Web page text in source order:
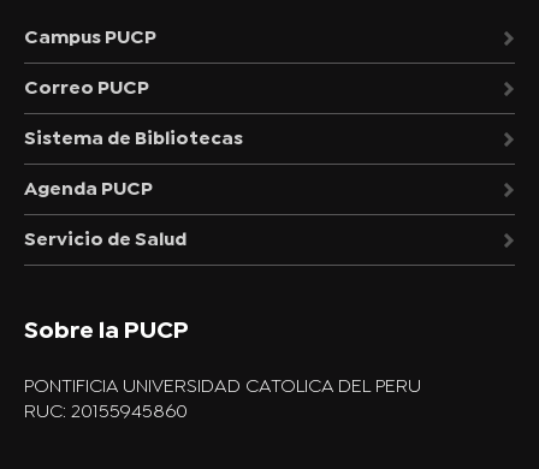
Campus PUCP
Correo PUCP
Sistema de Bibliotecas
Agenda PUCP
Servicio de Salud
Sobre la PUCP
PONTIFICIA UNIVERSIDAD CATOLICA DEL PERU
RUC: 20155945860